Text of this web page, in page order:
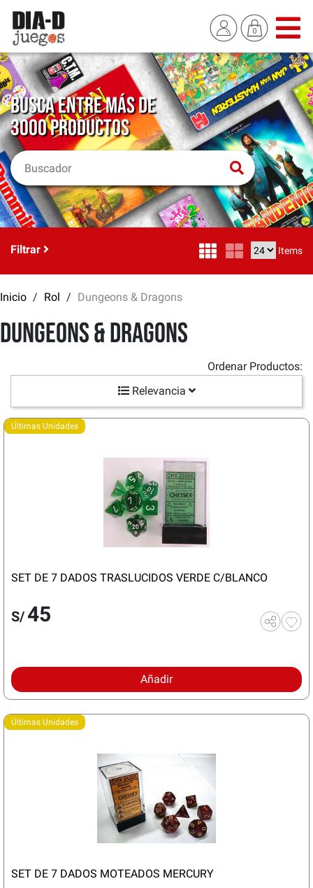
BUSCA ENTRE MÁS DE
3000 PRODUCTOS
Filtrar Items
Inicio Rol Dungeons & Dragons
Dungeons & Dragons
Ordenar Productos:
Relevancia
Últimas Unidades
SET DE 7 DADOS TRASLUCIDOS VERDE C/BLANCO
S/45
Añadir
Últimas Unidades
SET DE 7 DADOS MOTEADOS MERCURY